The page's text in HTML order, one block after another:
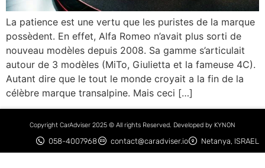
La patience est une vertu que les puristes de la marque
possèdent. En effet, Alfa Romeo n’avait plus sorti de
nouveau modèles depuis 2008. Sa gamme s’articulait
autour de 3 modèles (MiTo, Giulietta et la fameuse 4C).
Autant dire que le tout le monde croyait a la fin de la
célèbre marque transalpine. Mais ceci […]
Copyright CarAdviser 2025 © All rights Reserved. Developed by KYNON
058-4007968 contact@caradviser.io Netanya, ISRAEL